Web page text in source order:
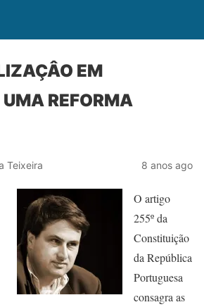
EM
REFORMA
Teixeira 8 anos ago
O artigo
255º da
Constituição
da República
Portuguesa
consagra as